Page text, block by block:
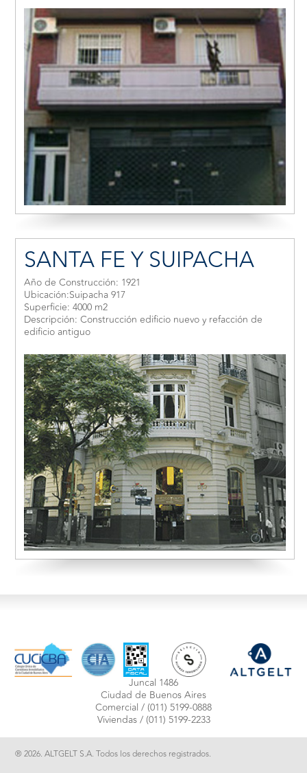
SANTA FE Y SUIPACHA
Año de Construcción: 1921
Ubicación:Suipacha 917
Superficie: 4000 m2
Descripción: Construcción edificio nuevo y refacción de
edificio antiguo
Juncal 1486
Ciudad de Buenos Aires
Comercial /(011) 5199-0888
Viviendas /(011) 5199-2233
® 2026. ALTGELT S.A. Todos los derechos registrados.